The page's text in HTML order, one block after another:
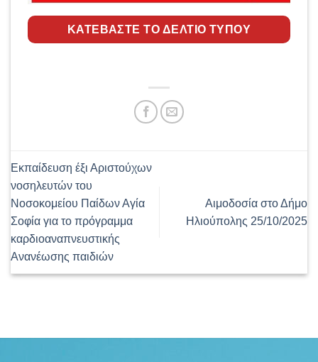
ΚΑΤΕΒΑΣΤΕ ΤΟ ΔΕΛΤΙΟ ΤΥΠΟΥ
Εκπαίδευση έξι Αριστούχων
νοσηλευτών του
Νοσοκομείου Παίδων Αγία
Σοφία για το πρόγραμμα
καρδιοαναπνευστικής
Ανανέωσης παιδιών
Αιμοδοσία στο Δήμο
Ηλιούπολης 25/10/2025